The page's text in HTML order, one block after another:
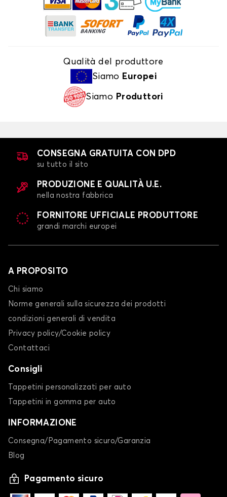
Qualità del produttore
Siamo Europei
Siamo Produttori
CONSEGNA GRATUITA CON DPD
su tutto il sito
PRODUZIONE E QUALITÀ U.E.
nella nostra fabbrica
FORNITORE UFFICIALE PRODUTTORE
grandi marchi europei
A PROPOSITO
Chi siamo
Norme generali sulla sicurezza dei prodotti
condizioni generali di vendita
Privacy policy/Cookie policy
Contattaci
Consigli
Tappetini personalizzati per auto
Tappetini in gomma per auto
INFORMAZIONE
Consegna/Pagamento sicuro/Garanzia
Blog
Pagamento sicuro